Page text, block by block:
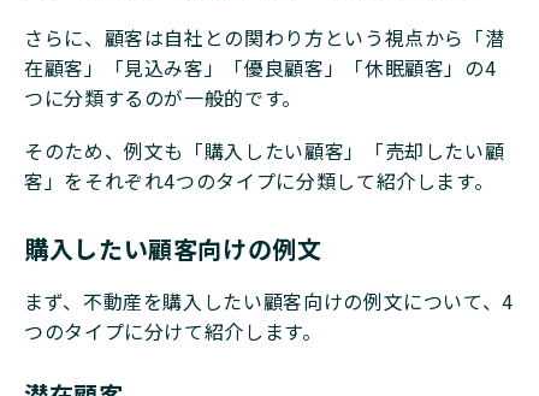
さらに、顧客は自社との関わり方という視点から「潜
在顧客」「見込み客」「優良顧客」「休眠顧客」の4
つに分類するのが一般的です。
そのため、例文も「購入したい顧客」「売却したい顧
客」をそれぞれ4つのタイプに分類して紹介します。
購入したい顧客向けの例文
まず、不動産を購入したい顧客向けの例文について、4
つのタイプに分けて紹介します。